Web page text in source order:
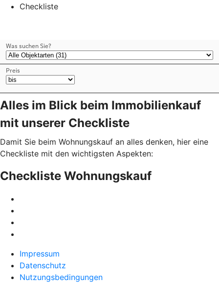
Checkliste
Alles im Blick beim Immobilienkauf
mit unserer Checkliste
Damit Sie beim Wohnungskauf an alles denken, hier eine
Checkliste mit den wichtigsten Aspekten:
Checkliste Wohnungskauf
Impressum
Datenschutz
Nutzungsbedingungen